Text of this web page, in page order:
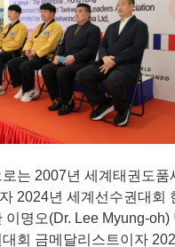
는 2007년 세계태권도품
2024년 세계선수권대회
이명오(Dr. Lee Myung-oh)
회 금메달리스트이자